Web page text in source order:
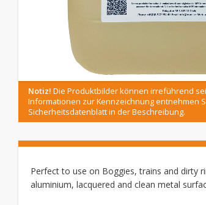
Notiz! Die Produktbilder können irreführend
Informationen zur Kennzeichnung entnehmen
Sicherheitsdatenblatt in der Beschreibung.
Perfect to use on Boggies, trains and dirty
aluminium, lacquered and clean metal